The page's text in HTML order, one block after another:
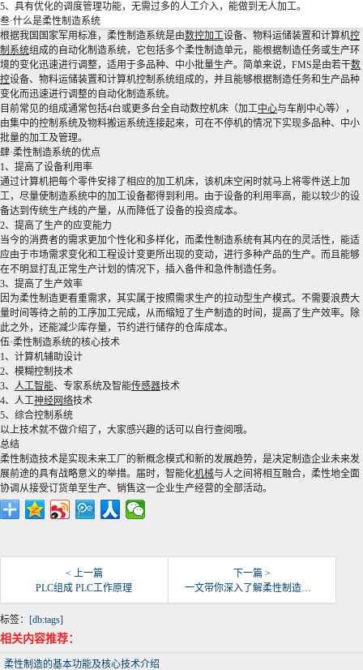
5、具有优化的调度管理功能，无需过多的人工介入，能做到无人加工。
叁·什么是柔性制造系统
根据我国国家军用标准，柔性制造系统是由数控加工设备、物料运储装置和计算机控
制系统组成的自动化制造系统，它包括多个柔性制造单元，能根据制造任务或生产环
境的变化迅速进行调整，适用于多品种、中小批量生产。简单来说，FMS是由若干数
控设备、物料运储装置和计算机控制系统组成的，并且能够根据制造任务和生产品种
变化而迅速进行调整的自动化制造系统。
目前常见的组成通常包括4台或更多台全自动数控机床（加工中心与车削中心等），
由集中的控制系统及物料搬运系统连接起来，可在不停机的情况下实现多品种、中小
批量的加工及管理。
肆·柔性制造系统的优点
1、提高了设备利用率
通过计算机把每个零件安排了相应的加工机床，该机床空闲时就马上将零件送上加
工，尽量使制造系统中的加工设备都得到利用。由于设备的利用率高，能以较少的设
备达到传统生产线的产量，从而降低了设备的投资成本。
2、提高了生产的应变能力
当今的消费者的需求更加个性化和多样化，而柔性制造系统有其内在的灵活性，能适
应由于市场需求变化和工程设计变更所出现的变动，进行多种产品的生产。而且能够
在不明显打乱正常生产计划的情况下，插入备件和急件制造任务。
3、提高了生产效率
因为柔性制造更看重需求，其实属于按照需求生产的拉动型生产模式。不需要浪费大
量时间等待之前的工序加工完成，从而缩短了生产制造的时间，提高了生产效率。除
此之外，还能减少库存量，节约进行储存的仓库成本。
伍·柔性制造系统的核心技术
1、计算机辅助设计
2、模糊控制技术
3、 人工智能、专家系统及智能传感器技术
4、人工神经网络技术
5、综合控制系统
以上技术就不做介绍了，大家感兴趣的话可以自行查阅哦。
总结
柔性制造技术是实现未来工厂的新概念模式和新的发展趋势，是决定制造企业未来发
展前途的具有战略意义的举措。届时，智能化机械与人之间将相互融合，柔性地全面
协调从接受订货单至生产、销售这一企业生产经营的全部活动。
< 上一篇
PLC组成 PLC工作原理
下一篇 >
一文带你深入了解柔性制造生产
标签： [db:tags]
相关内容推荐：
柔性制造的基本功能及核心技术介绍